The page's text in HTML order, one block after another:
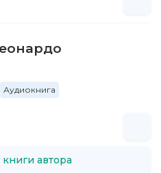
Аудиокнига
автора